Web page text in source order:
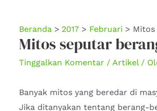
Beranda 2017 Februari
Mitos seputar
Tinggalkan Komentar / Artikel/
Banyak mitos yang beredar di
Jika ditanyakan tentang berang-